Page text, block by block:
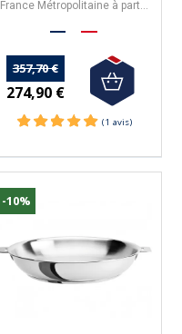
France Métropolitaine à partir
357,70 €
274,90 €
-10%